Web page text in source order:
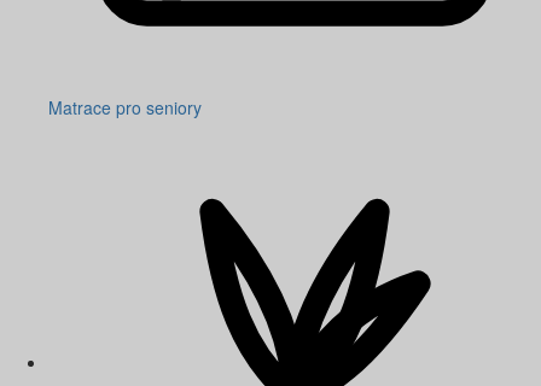
Matrace pro seniory